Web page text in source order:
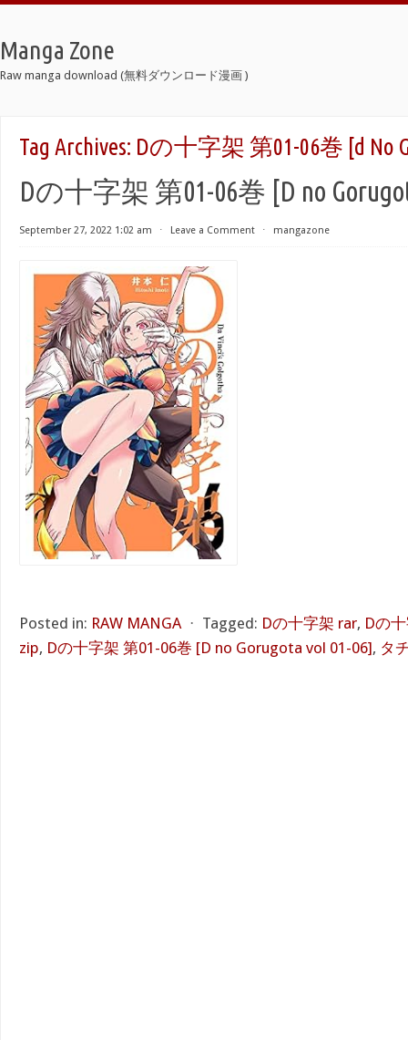
Manga Zone
Raw manga download (無料ダウンロード漫画 )
Tag Archives: Dの十字架 第01-06巻 [d No
Dの十字架 第01-06巻 [D no
September 27, 2022 1:02 am ⋅ Leave a Comment ⋅ mangazone
Posted in: RAW MANGA ⋅ Tagged: Dの十字架 rar, Dの
zip, Dの十字架 第01-06巻 [D no Gorugota vol 01-06], タ